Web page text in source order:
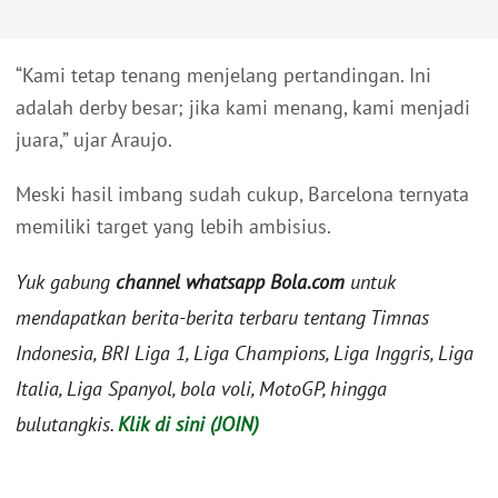
“Kami tetap tenang menjelang pertandingan. Ini
adalah derby besar; jika kami menang, kami menjadi
juara,” ujar Araujo.
Meski hasil imbang sudah cukup, Barcelona ternyata
memiliki target yang lebih ambisius.
Yuk gabung channel whatsapp Bola.com untuk
mendapatkan berita-berita terbaru tentang Timnas
Indonesia, BRI Liga 1, Liga Champions, Liga Inggris, Liga
Italia, Liga Spanyol, bola voli, MotoGP, hingga
bulutangkis.Klik di sini (JOIN)